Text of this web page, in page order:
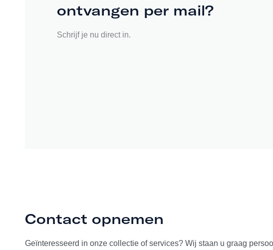
ontvangen per mail?
Schrijf je nu direct in.
Contact opnemen
Geïnteresseerd in onze collectie of services? Wij staan u graag